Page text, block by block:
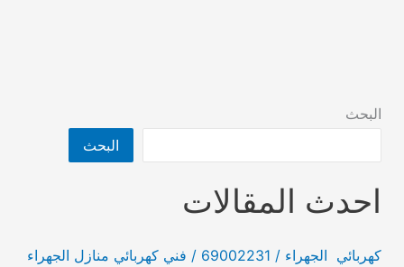
البحث
البحث
احدث المقالات
كهربائي الجهراء / 69002231 / فني كهربائي منازل الجهراء